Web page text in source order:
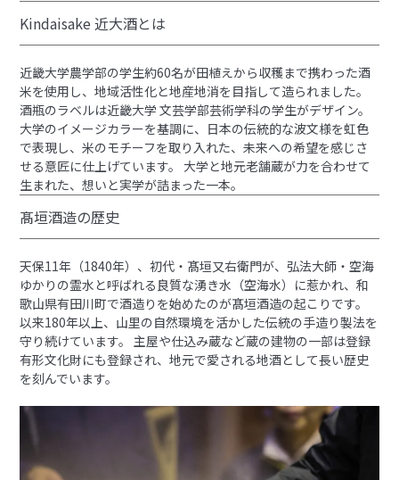
Kindaisake 近大酒とは
近畿大学農学部の学生約60名が田植えから収穫まで携わった酒
米を使用し、地域活性化と地産地消を目指して造られました。
酒瓶のラベルは近畿大学 文芸学部芸術学科の学生がデザイン。
大学のイメージカラーを基調に、日本の伝統的な波文様を虹色
で表現し、米のモチーフを取り入れた、未来への希望を感じさ
せる意匠に仕上げています。 大学と地元老舗蔵が力を合わせて
生まれた、想いと実学が詰まった一本。
髙垣酒造の歴史
天保11年（1840年）、初代・髙垣又右衛門が、弘法大師・空海
ゆかりの霊水と呼ばれる良質な湧き水（空海水）に惹かれ、和
歌山県有田川町で酒造りを始めたのが髙垣酒造の起こりです。
以来180年以上、山里の自然環境を活かした伝統の手造り製法を
守り続けています。 主屋や仕込み蔵など蔵の建物の一部は登録
有形文化財にも登録され、地元で愛される地酒として長い歴史
を刻んでいます。